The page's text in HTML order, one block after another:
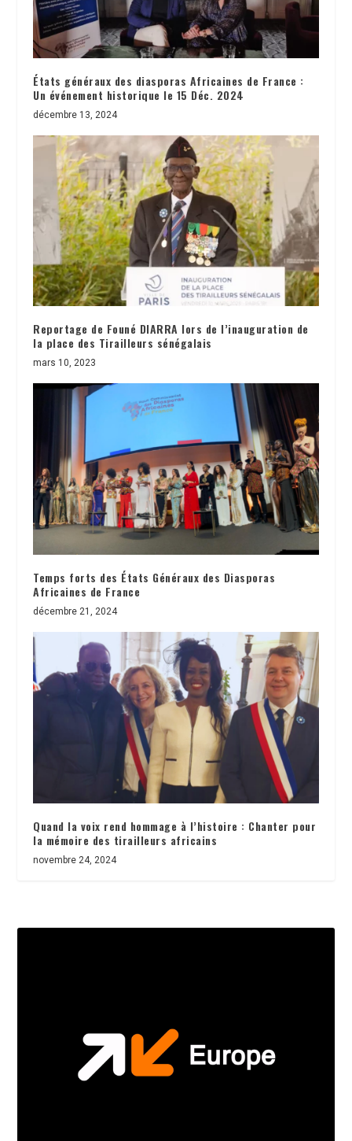
États généraux des diasporas Africaines de France :
Un événement historique le 15 Déc. 2024
décembre 13, 2024
Reportage de Founé DIARRA lors de l’inauguration de
la place des Tirailleurs sénégalais
mars 10, 2023
Temps forts des États Généraux des Diasporas
Africaines de France
décembre 21, 2024
Quand la voix rend hommage à l’histoire : Chanter pour
la mémoire des tirailleurs africains
novembre 24, 2024